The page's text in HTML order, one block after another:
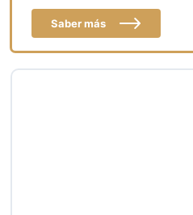
Saber más